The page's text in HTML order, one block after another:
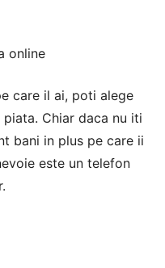
online
care il ai, poti alege
Chiar daca nu iti
bani in plus pe care ii
este un telefon